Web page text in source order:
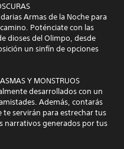
Armas de la Noche para
Poténciate con las
dioses del Olimpo, desde
un sinfín de opciones
Y MONSTRUOS
desarrollados con un
Además, contarás
servirán para estrechar tus
narrativos generados por tus